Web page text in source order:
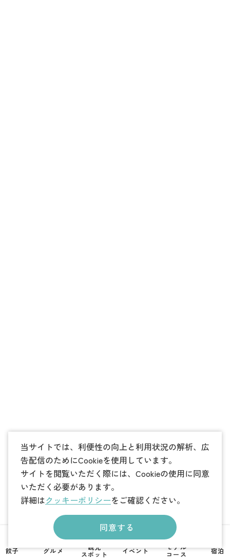
当サイトでは、利便性の向上と利用状況の解析、広
告配信のためにCookieを使用しています。
サイトを閲覧いただく際には、Cookieの使用に同意
いただく必要があります。
詳細はクッキーポリシーをご確認ください。
同意する